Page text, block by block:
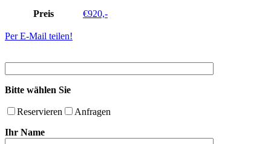
Preis €920,-
Per E-Mail teilen!
Bitte wählen Sie
Reservieren
Anfragen
Ihr Name